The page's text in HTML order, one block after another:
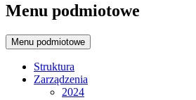
Menu podmiotowe
Menu podmiotowe
Struktura
Zarządzenia
2024